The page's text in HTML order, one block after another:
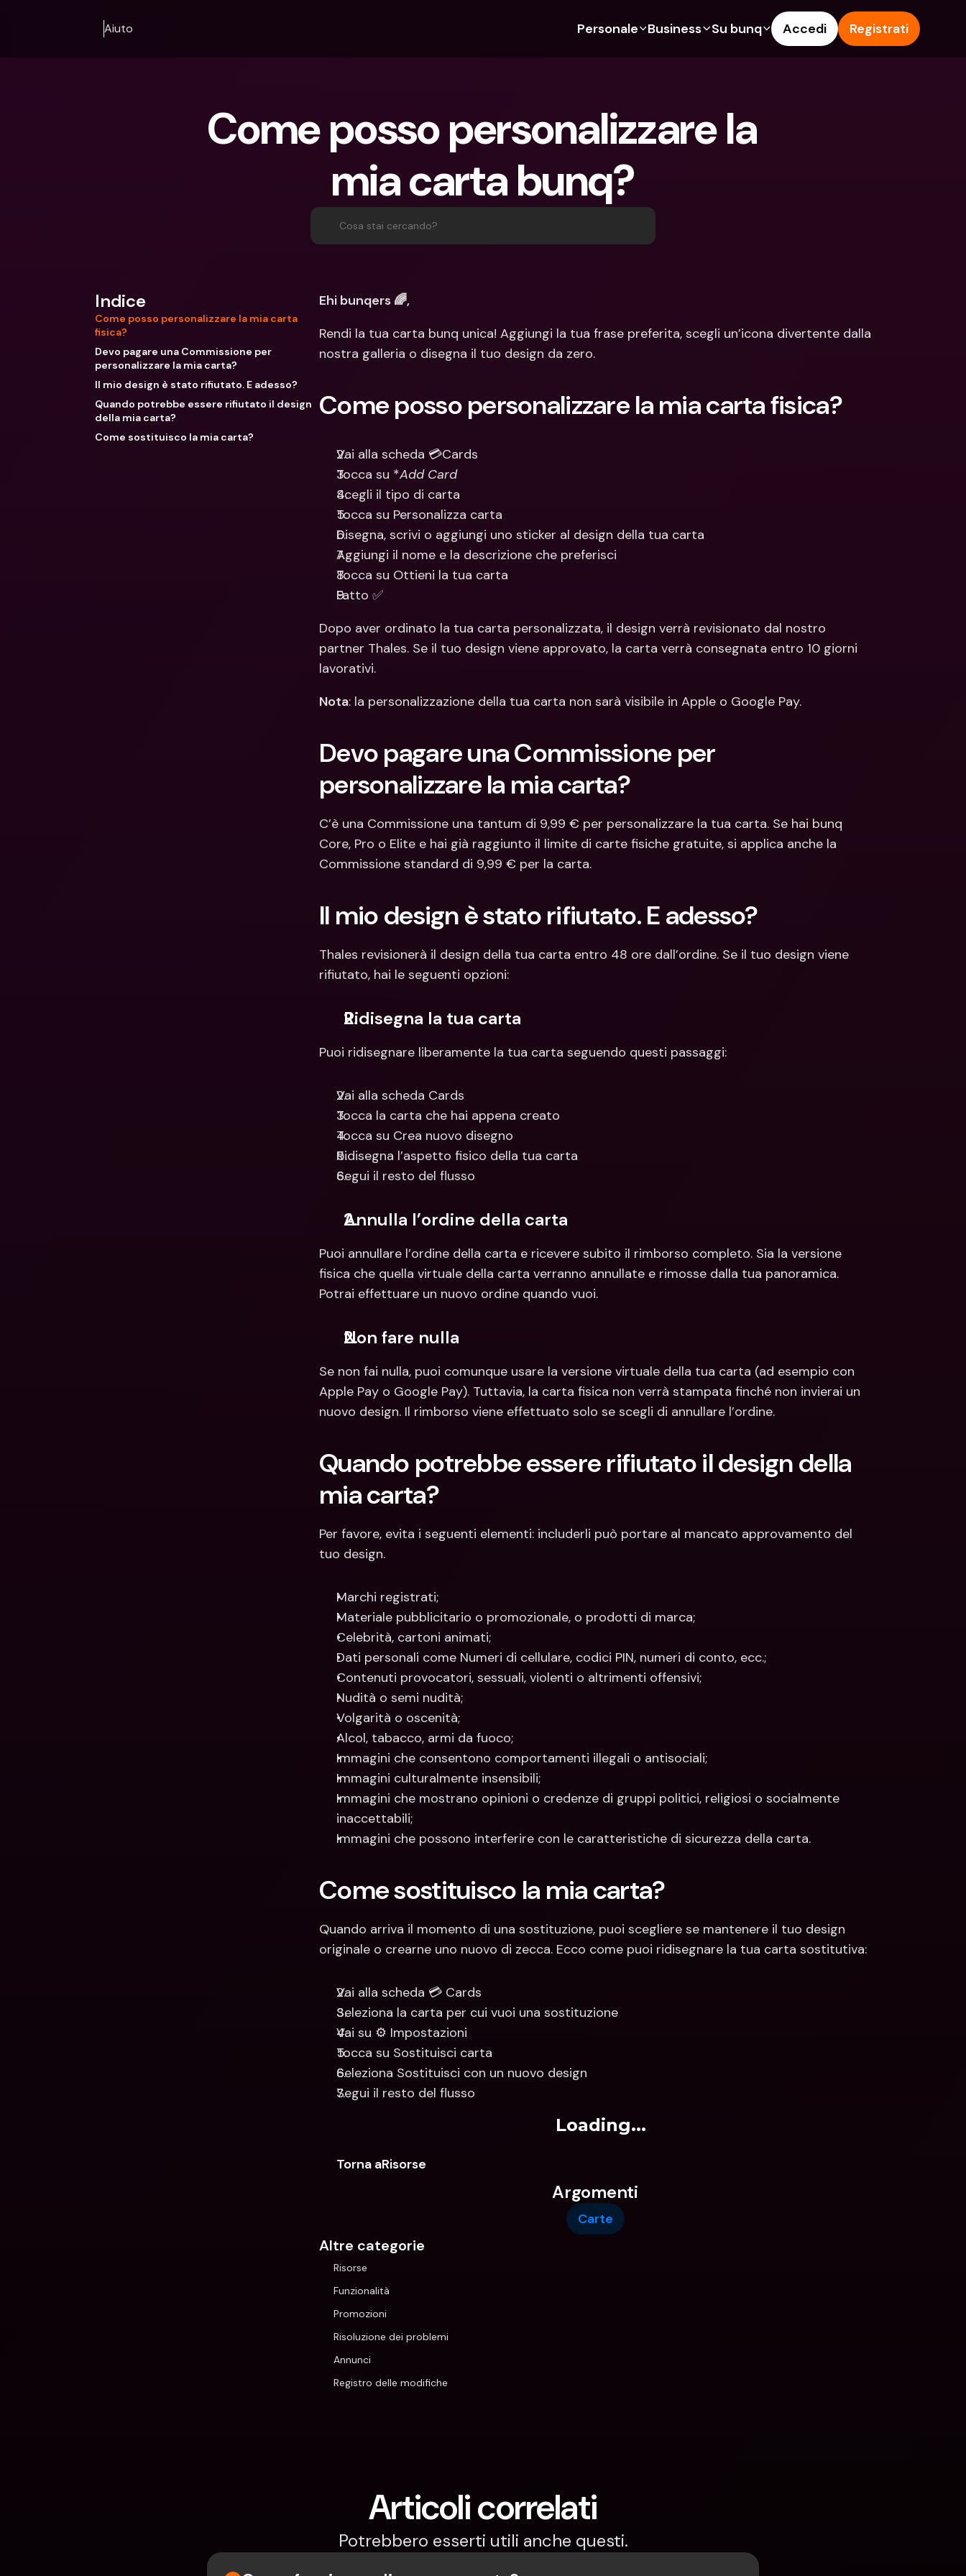
Aiuto Personale
Per expat
Per coppie
Per genitori
Piani
bunq Free
Carte di Credito
Cripto
Conti Cointestati
Invita un Amico
Conti Bancari internazionali e
Valute estere
Business
Per freelancer
Per PMI
Piani
bunq Free
bunq Core
Carte di Credito
Valute estere e IBAN Esteri
Conti Bancari internazionali e
Valute estere
Su bunq
Sostenibilità
Stampa
Lavora con noi
Segnala un problema
Accedi Registrati
Come posso personalizzare la
mia carta bunq?
Cosa stai cercando?
Indice
Come posso personalizzare la mia carta
fisica?
Devo pagare una Commissione per
personalizzare la mia carta?
Il mio design è stato rifiutato. E adesso?
Quando potrebbe essere rifiutato il design
della mia carta?
Come sostituisco la mia carta?
Ehi bunqers 🌈,
Rendi la tua carta bunq unica! Aggiungi la tua frase preferita, scegli un’icona divertente dalla
nostra galleria o disegna il tuo design da zero.
Come posso personalizzare la mia carta fisica?
Vai alla scheda 💳Cards
Tocca su *Add Card
Scegli il tipo di carta
Tocca su Personalizza carta
Disegna, scrivi o aggiungi uno sticker al design della tua carta
Aggiungi il nome e la descrizione che preferisci
Tocca su Ottieni la tua carta
Fatto ✅
Dopo aver ordinato la tua carta personalizzata, il design verrà revisionato dal nostro
partner Thales. Se il tuo design viene approvato, la carta verrà consegnata entro 10 giorni
lavorativi.
Nota: la personalizzazione della tua carta non sarà visibile in Apple o Google Pay.
Devo pagare una Commissione per
personalizzare la mia carta?
C’è una Commissione una tantum di 9,99 € per personalizzare la tua carta. Se hai bunq
Core, Pro o Elite e hai già raggiunto il limite di carte fisiche gratuite, si applica anche la
Commissione standard di 9,99 € per la carta.
Il mio design è stato rifiutato. E adesso?
Thales revisionerà il design della tua carta entro 48 ore dall’ordine. Se il tuo design viene
rifiutato, hai le seguenti opzioni:
Ridisegna la tua carta
Puoi ridisegnare liberamente la tua carta seguendo questi passaggi:
Vai alla scheda Cards
Tocca la carta che hai appena creato
Tocca su Crea nuovo disegno
Ridisegna l’aspetto fisico della tua carta
Segui il resto del flusso
Annulla l’ordine della carta
Puoi annullare l’ordine della carta e ricevere subito il rimborso completo. Sia la versione
fisica che quella virtuale della carta verranno annullate e rimosse dalla tua panoramica.
Potrai effettuare un nuovo ordine quando vuoi.
Non fare nulla
Se non fai nulla, puoi comunque usare la versione virtuale della tua carta (ad esempio con
Apple Pay o Google Pay). Tuttavia, la carta fisica non verrà stampata finché non invierai un
nuovo design. Il rimborso viene effettuato solo se scegli di annullare l’ordine.
Quando potrebbe essere rifiutato il design della
mia carta?
Per favore, evita i seguenti elementi: includerli può portare al mancato approvamento del
tuo design.
Marchi registrati;
Materiale pubblicitario o promozionale, o prodotti di marca;
Celebrità, cartoni animati;
Dati personali come Numeri di cellulare, codici PIN, numeri di conto, ecc.;
Contenuti provocatori, sessuali, violenti o altrimenti offensivi;
Nudità o semi nudità;
Volgarità o oscenità;
Alcol, tabacco, armi da fuoco;
Immagini che consentono comportamenti illegali o antisociali;
Immagini culturalmente insensibili;
Immagini che mostrano opinioni o credenze di gruppi politici, religiosi o socialmente
inaccettabili;
Immagini che possono interferire con le caratteristiche di sicurezza della carta.
Come sostituisco la mia carta?
Quando arriva il momento di una sostituzione, puoi scegliere se mantenere il tuo design
originale o crearne uno nuovo di zecca. Ecco come puoi ridisegnare la tua carta sostitutiva:
Vai alla scheda 💳 Cards
Seleziona la carta per cui vuoi una sostituzione
Vai su ⚙️ Impostazioni
Tocca su Sostituisci carta
Seleziona Sostituisci con un nuovo design
Segui il resto del flusso
Loading...
Torna aRisorse
Argomenti
Carte
Altre categorie
Risorse
Funzionalità
Promozioni
Risoluzione dei problemi
Annunci
Registro delle modifiche
Articoli correlati
Potrebbero esserti utili anche questi.